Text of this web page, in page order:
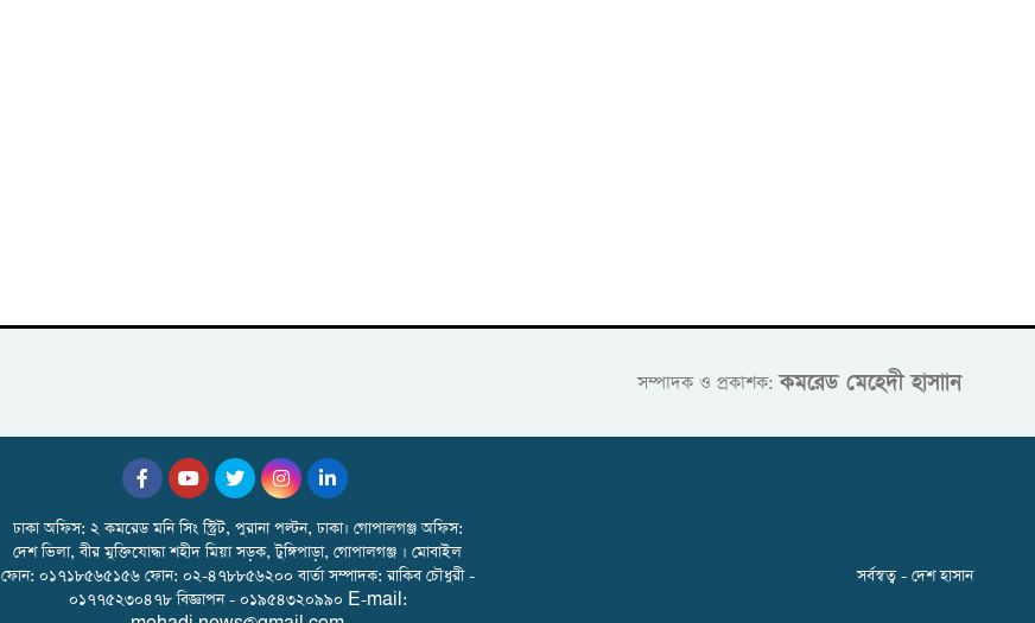
সম্পাদক ও প্রকাশক:কমরেড মেহেদী হাসাান
ঢাকা অফিস: ২ কমরেড মনি সিং স্ট্রিট, পুরানা পল্টন, ঢাকা। গোপালগঞ্জ অফিস:
দেশ ভিলা, বীর মুক্তিযোদ্ধা শহীদ মিয়া সড়ক, টুঙ্গিপাড়া, গোপালগঞ্জ । মোবাইল
ফোন: ০১৭১৮৫৬৫১৫৬ ফোন: ০২-৪৭৮৮৫৬২০০ বার্তা সম্পাদক: রাকিব চৌধুরী -
০১৭৭৫২৩০৪৭৮ বিজ্ঞাপন - ০১৯৫৪৩২০৯৯০ E-mail:
সর্বস্বত্ব - দেশ হাসান